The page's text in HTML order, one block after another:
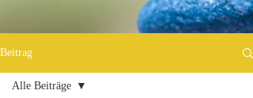
Beitrag
Alle Beiträge